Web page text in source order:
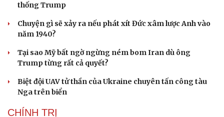
thống Trump
Chuyện gì sẽ xảy ra nếu phát xít Đức xâm lược Anh vào
năm 1940?
Tại sao Mỹ bất ngờ ngừng ném bom Iran dù ông
Trump từng rất cả quyết?
Biệt đội UAV tử thần của Ukraine chuyên tấn công tàu
Nga trên biển
CHÍNH TRỊ